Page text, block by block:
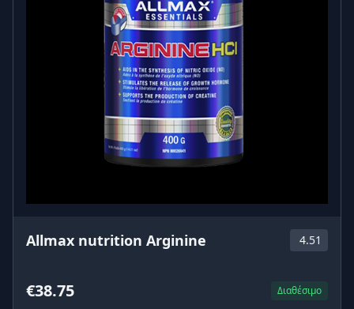
Allmax nutrition Arginine 4.51
€38.75 Διαθέσιμο